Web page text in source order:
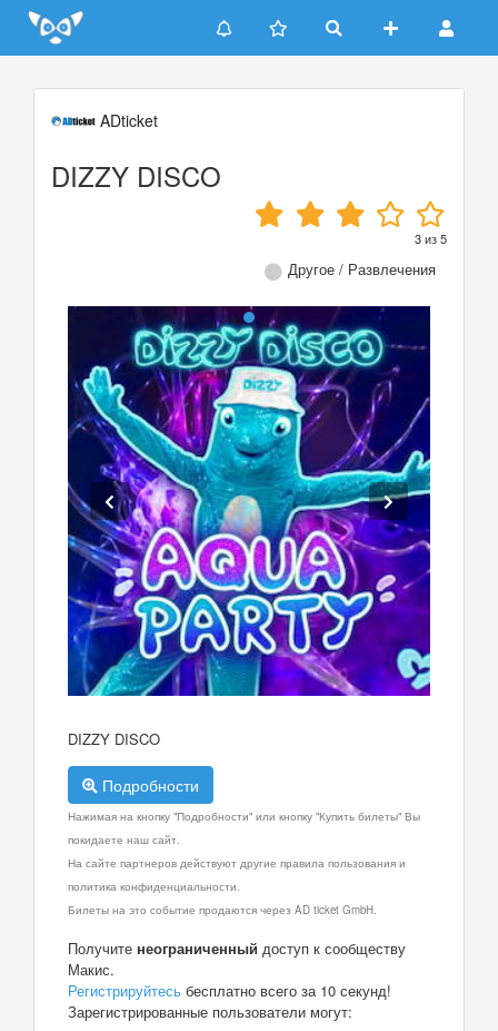
Update cookies preferences
ADticket
DIZZY DISCO
3из5
Другое / Развлечения
DIZZY DISCO
Подробности
Нажимая на кнопку "Подробности" или кнопку "Купить билеты" Вы
покидаете наш сайт.
На сайте партнеров действуют другие правила пользования и
политика конфиденциальности.
Билеты на это событие продаются через AD ticket GmbH.
Получите неограниченный доступ к сообществу
Макис.
Регистрируйтесь бесплатно всего за 10 секунд!
Зарегистрированные пользователи могут: